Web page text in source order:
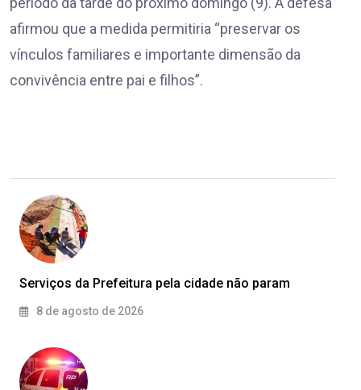
afirmou que a medida permitiria “preservar os
vínculos familiares e importante dimensão da
convivência entre pai e filhos”.
Serviços da Prefeitura pela cidade não param
8 de agosto de 2026